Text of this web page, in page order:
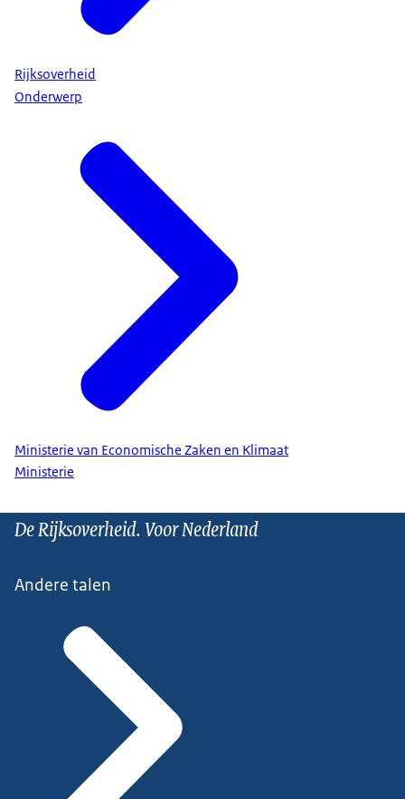
Rijksoverheid
Onderwerp
Ministerie van Economische Zaken en Klimaat
Ministerie
De Rijksoverheid. Voor Nederland
Andere talen